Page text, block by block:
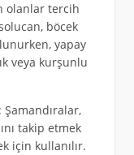
olanlar tercih
böcek
yapay
veya kurşunlu
Şamandıralar,
takip etmek
için kullanılır.